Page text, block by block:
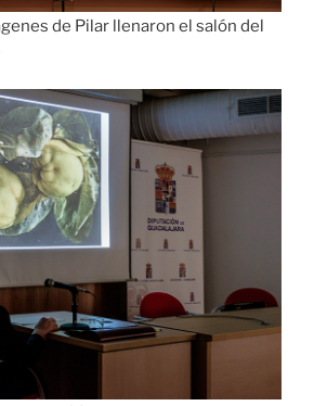
de Pilar llenaron el salón del